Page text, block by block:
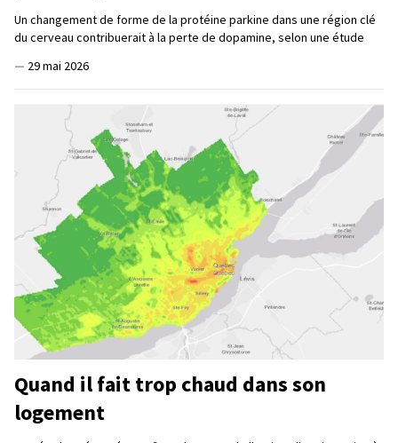
Un changement de forme de la protéine parkine dans une région clé
du cerveau contribuerait à la perte de dopamine, selon une étude
— 29 mai 2026
Quand il fait trop chaud dans son
logement